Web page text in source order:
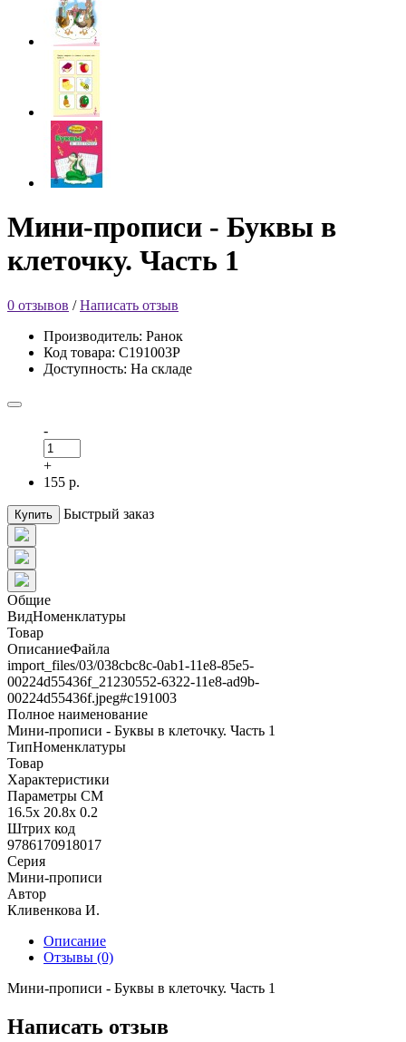
Мини-прописи - Буквы в
клеточку. Часть 1
0 отзывов /Написать отзыв
Производитель: Ранок
Код товара: С191003Р
Доступность: На складе
-
+
155 р.
Купить Быстрый заказ
Общие
ВидНоменклатуры
Товар
ОписаниеФайла
import_files/03/038cbc8c-0ab1-11e8-85e5-
00224d55436f_21230552-6322-11e8-ad9b-
00224d55436f.jpeg#с191003
Полное наименование
Мини-прописи - Буквы в клеточку. Часть 1
ТипНоменклатуры
Товар
Характеристики
Параметры СМ
16.5x 20.8x 0.2
Штрих код
9786170918017
Серия
Мини-прописи
Автор
Кливенкова И.
Описание
Отзывы (0)
Мини-прописи - Буквы в клеточку. Часть 1
Написать отзыв